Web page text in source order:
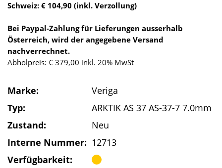
Schweiz: € 104,90 (inkl. Verzollung)
Bei Paypal-Zahlung für Lieferungen ausserhalb
Österreich, wird der angegebene Versand
nachverrechnet.
Abholpreis: € 379,00 inkl. 20% MwSt
Marke:
Veriga
Typ:
ARKTIK AS 37 AS-37-7 7.0mm
Zustand:
Neu
Interne Nummer: 12713
Verfügbarkeit: